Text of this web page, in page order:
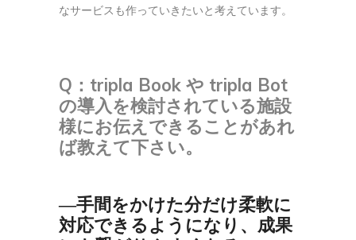
なサービスも作っていきたいと考えています。
Q： tripla Book や tripla Bot
の導入を検討されている施設
様にお伝えできることがあれ
ば教えて下さい。
―手間をかけた分だけ柔軟に
対応できるようになり、成果